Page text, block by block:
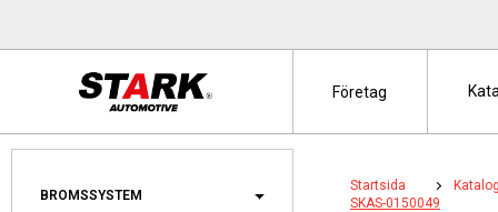
BROMSSYSTEM
Startsida
SKAS-0150049
Företag